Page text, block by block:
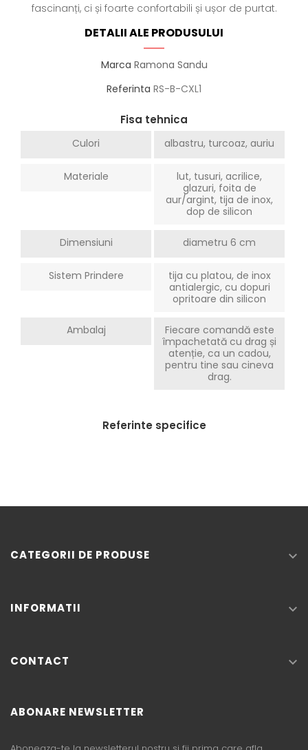
fascinanți, ci și foarte confortabili și ușor de purtat.
DETALII ALE PRODUSULUI
Marca Ramona Sandu
Referinta RS-B-CXL1
Fisa tehnica
Culori albastru, turcoaz, auriu
Materiale
lut, tusuri, acrilice,
glazuri, foita de
aur/argint, tija de inox,
dop de silicon
Dimensiuni diametru 6 cm
Sistem Prindere
tija cu platou, de inox
antialergic, cu dopuri
opritoare din silicon
Ambalaj
Fiecare comandă este
împachetată cu drag și
atenție, ca un cadou,
pentru tine sau cineva
drag.
Referinte specifice
CATEGORII DE PRODUSE 
INFORMATII 
CONTACT 
ABONARE NEWSLETTER